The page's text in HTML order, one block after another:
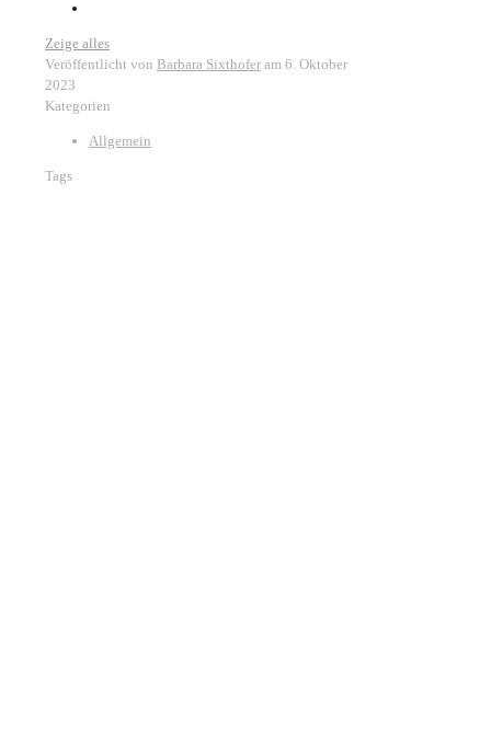
Zeige alles
Veröffentlicht von Barbara Sixthofer am 6. Oktober
2023
Kategorien
Allgemein
Tags